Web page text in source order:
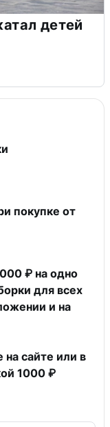
детей
покупке от
₽ на одно
для всех
и на
сайте или в
1000 ₽